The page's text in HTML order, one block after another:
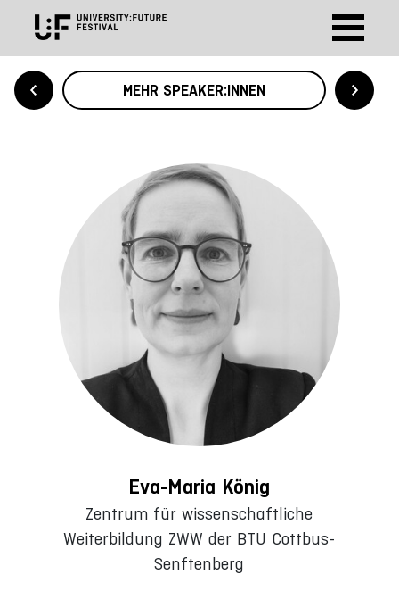
MEHR SPEAKER:INNEN
Eva-Maria König
Zentrum für wissenschaftliche
Weiterbildung ZWW der BTU Cottbus-
Senftenberg